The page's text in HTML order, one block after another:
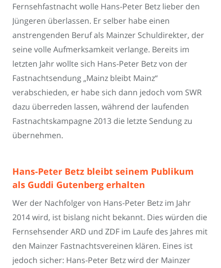
Fernsehfastnacht wolle Hans-Peter Betz lieber den
Jüngeren überlassen. Er selber habe einen
anstrengenden Beruf als Mainzer Schuldirekter, der
seine volle Aufmerksamkeit verlange. Bereits im
letzten Jahr wollte sich Hans-Peter Betz von der
Fastnachtsendung „Mainz bleibt Mainz“
verabschieden, er habe sich dann jedoch vom SWR
dazu überreden lassen, während der laufenden
Fastnachtskampagne 2013 die letzte Sendung zu
übernehmen.
Hans-Peter Betz bleibt seinem Publikum
als Guddi Gutenberg erhalten
Wer der Nachfolger von Hans-Peter Betz im Jahr
2014 wird, ist bislang nicht bekannt. Dies würden die
Fernsehsender ARD und ZDF im Laufe des Jahres mit
den Mainzer Fastnachtsvereinen klären. Eines ist
jedoch sicher: Hans-Peter Betz wird der Mainzer